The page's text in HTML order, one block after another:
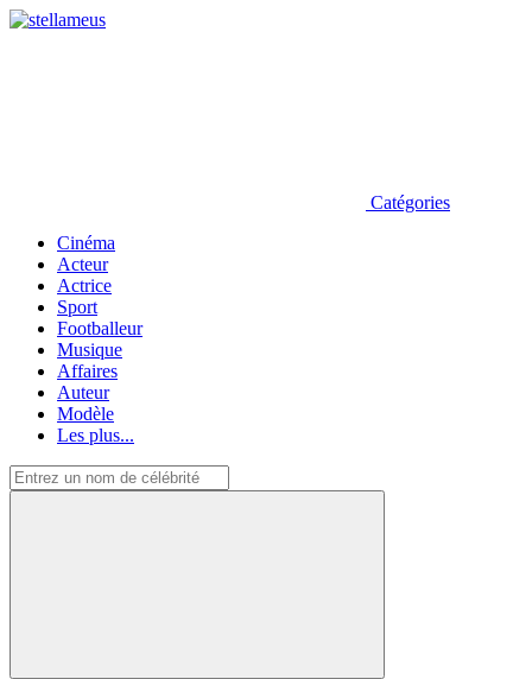
Catégories
Cinéma
Acteur
Actrice
Sport
Footballeur
Musique
Affaires
Auteur
Modèle
Les plus...